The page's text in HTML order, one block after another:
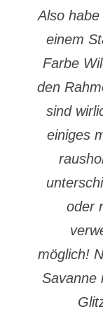
Also
einem
Farbe
den
sind
einiges
oder
möglich!
Savanne